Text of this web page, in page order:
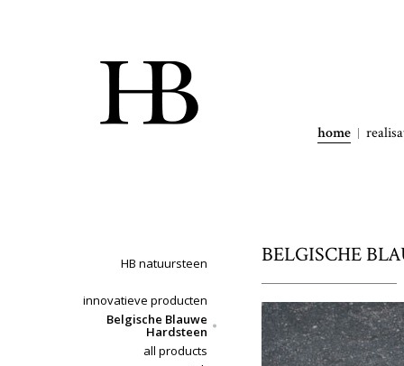
home
HB natuursteen
innovatieve producten
Belgische Blauwe
Hardsteen
all products
BELGISCHE